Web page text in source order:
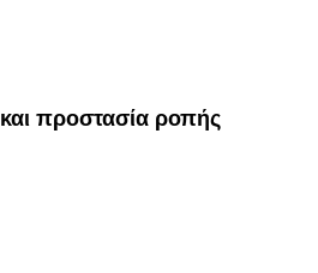
προστασία ροπής